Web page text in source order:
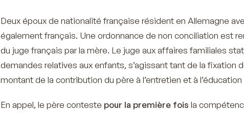
Deux époux de nationalité française résident en Allemagne
également français. Une ordonnance de non conciliation est
du juge français par la mère. Le juge aux affaires familiales
demandes relatives aux enfants, s’agissant tant de la fixation
montant de la contribution du père à l’entretien et à
En appel, le père conteste pour la première fois la